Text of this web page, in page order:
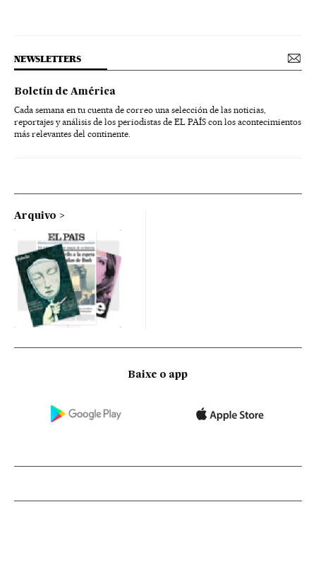
NEWSLETTERS
Boletín de América
Cada semana en tu cuenta de correo una selección de las noticias,
reportajes y análisis de los periodistas de EL PAÍS con los acontecimientos
más relevantes del continente.
Arquivo
Baixe o app